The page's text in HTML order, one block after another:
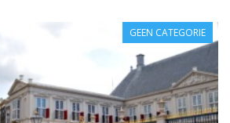
GEEN CATEGORIE